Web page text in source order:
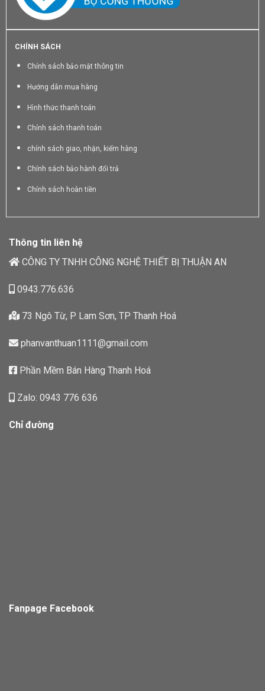
CHÍNH SÁCH
Chính sách bảo mật thông tin
Hướng dẫn mua hàng
Hình thức thanh toán
Chính sách thanh toán
chính sách giao, nhận, kiểm hàng
Chính sách bảo hành đổi trả
Chính sách hoàn tiền
Thông tin liên hệ
CÔNG TY TNHH CÔNG NGHỆ THIẾT BỊ THUẬN AN
0943.776.636
73 Ngô Từ, P Lam Sơn, TP Thanh Hoá
phanvanthuan1111@gmail.com
Phần Mềm Bán Hàng Thanh Hoá
Zalo: 0943 776 636
Chỉ đường
Fanpage Facebook